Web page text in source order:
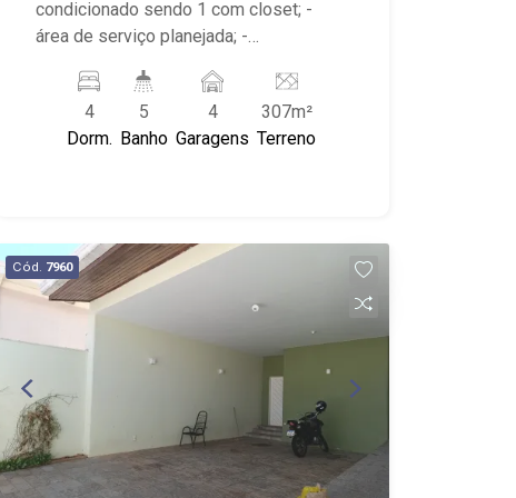
condicionado sendo 1 com closet; -
área de serviço planejada; -
lavabo; - varanda gourmet; - cozinha
planejada; - piscina; - sala 2 ambientes
com ar-condicionado; - 5 banheiros
4
Dorm.
5
Banho
4
Garagens
307m²
Terreno
Cód. 7960